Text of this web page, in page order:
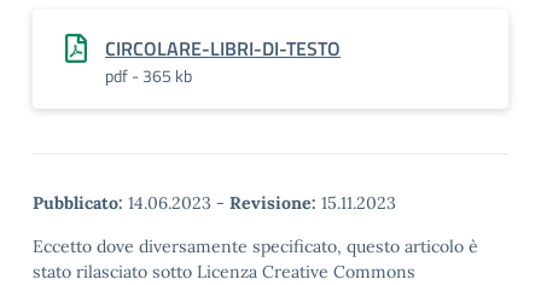
CIRCOLARE-LIBRI-DI-TESTO
pdf - 365 kb
Pubblicato: 14.06.2023 - Revisione: 15.11.2023
Eccetto dove diversamente specificato, questo articolo è
stato rilasciato sotto Licenza Creative Commons